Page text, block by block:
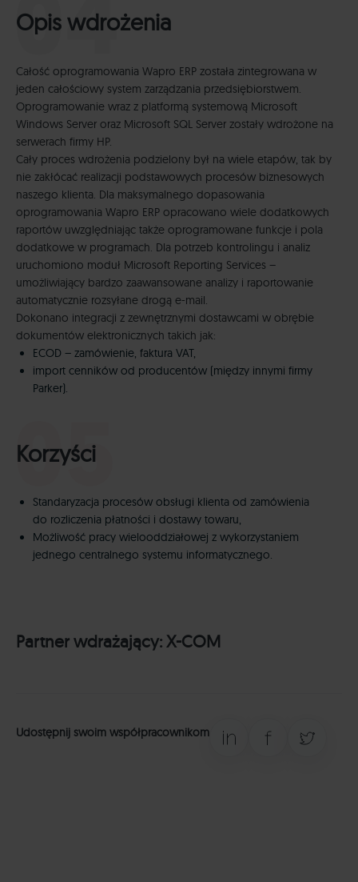
Opis wdrożenia
Całość oprogramowania Wapro ERP została zintegrowana w
jeden całościowy system zarządzania przedsiębiorstwem.
Oprogramowanie wraz z platformą systemową Microsoft
Windows Server oraz Microsoft SQL Server zostały wdrożone na
serwerach firmy HP.
Cały proces wdrożenia podzielony był na wiele etapów, tak by
nie zakłócać realizacji podstawowych procesów biznesowych
naszego klienta. Dla maksymalnego dopasowania
oprogramowania Wapro ERP opracowano wiele dodatkowych
raportów uwzględniając także oprogramowane funkcje i pola
dodatkowe w programach. Dla potrzeb kontrolingu i analiz
uruchomiono moduł Microsoft Reporting Services –
umożliwiający bardzo zaawansowane analizy i raportowanie
automatycznie rozsyłane drogą e-mail.
Dokonano integracji z zewnętrznymi dostawcami w obrębie
dokumentów elektronicznych takich jak:
ECOD – zamówienie, faktura VAT,
import cenników od producentów (między innymi firmy
Parker).
Korzyści
Standaryzacja procesów obsługi klienta od zamówienia
do rozliczenia płatności i dostawy towaru,
Możliwość pracy wielooddziałowej z wykorzystaniem
jednego centralnego systemu informatycznego.
Partner wdrażający: X-COM
Udostępnij swoim współpracownikom